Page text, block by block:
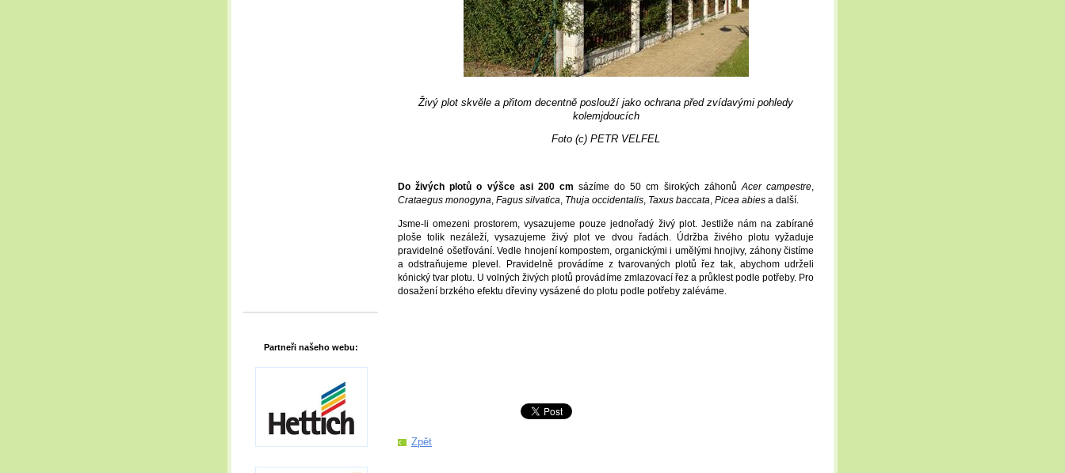
Živý plot skvěle a přitom decentně poslouží jako ochrana před zvídavými pohledy
kolemjdoucích
Foto (c) PETR VELFEL
Do živých plotů o výšce asi 200 cm sázíme do 50 cm širokých záhonůAcer campestre,
Crataegus monogyna, Fagus silvatica, Thuja occidentalis, Taxus baccata, Picea abies a další.
Jsme-li omezeni prostorem, vysazujeme pouze jednořadý živý plot. Jestliže nám na zabírané
ploše tolik nezáleží, vysazujeme živý plot ve dvou řadách. Údržba živého plotu vyžaduje
pravidelné ošetřování. Vedle hnojení kompostem, organickými i umělými hnojivy, záhony čistíme
a odstraňujeme plevel. Pravidelně provádíme z tvarovaných plotů řez tak, abychom udrželi
kónický tvar plotu. U volných živých plotů provádíme zmlazovací řez a průklest podle potřeby. Pro
dosažení brzkého efektu dřeviny vysázené do plotu podle potřeby zaléváme.
Zpět
Partneři našeho webu: